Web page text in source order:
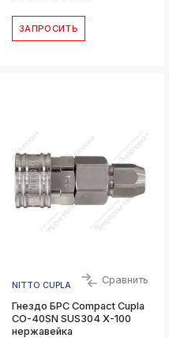
ЗАПРОСИТЬ
NITTO CUPLA Сравнить
Гнездо БРС Compact Cupla
CO-40SN SUS304 X-100
нержавейка